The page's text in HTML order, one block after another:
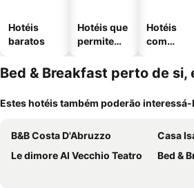
Hotéis
baratos
Hotéis que
permitem
Hotéis
com
mento
Bed & Breakfast perto de si,
Estes hotéis também poderão interessá-
B&B Costa D'Abruzzo
Casa
Le dimore Al Vecchio Teatro
Bed &